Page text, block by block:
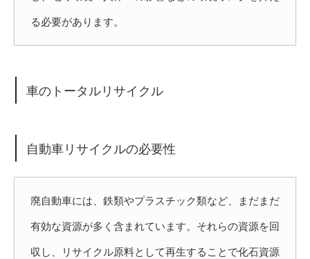
る必要があります。
車のトータルリサイクル
自動車リサイクルの必要性
廃自動車には、鉄類やプラスチック類など、まだまだ
有効な資源が多く含まれています。それらの資源を回
収し、リサイクル原料として再生することで化石資源